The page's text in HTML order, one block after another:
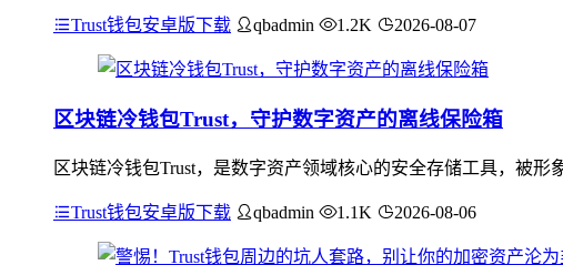
Trust钱包安卓版下载 qbadmin 1.2K 2026-08-07
区块链冷钱包Trust，守护数字资产的离线保险箱
区块链冷钱包Trust，是数字资产领域核心的安全存储工具，被
Trust钱包安卓版下载 qbadmin 1.1K 2026-08-06